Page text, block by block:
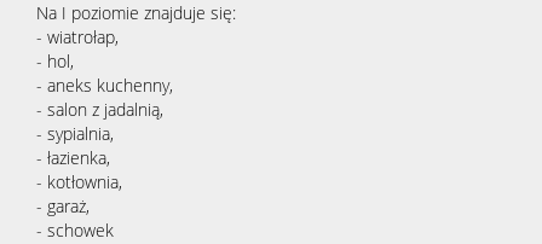
Na I poziomie znajduje się:
- wiatrołap,
- hol,
- aneks kuchenny,
- salon z jadalnią,
- sypialnia,
- łazienka,
- kotłownia,
- garaż,
- schowek